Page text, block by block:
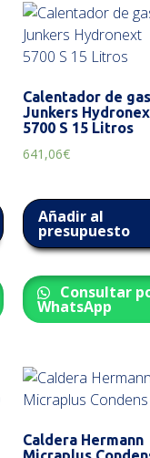
Calentador de gas
Junkers
5700 S 15 Litros
641,06€
Añadir al
presupuesto
Consultar
WhatsApp
Caldera Hermann